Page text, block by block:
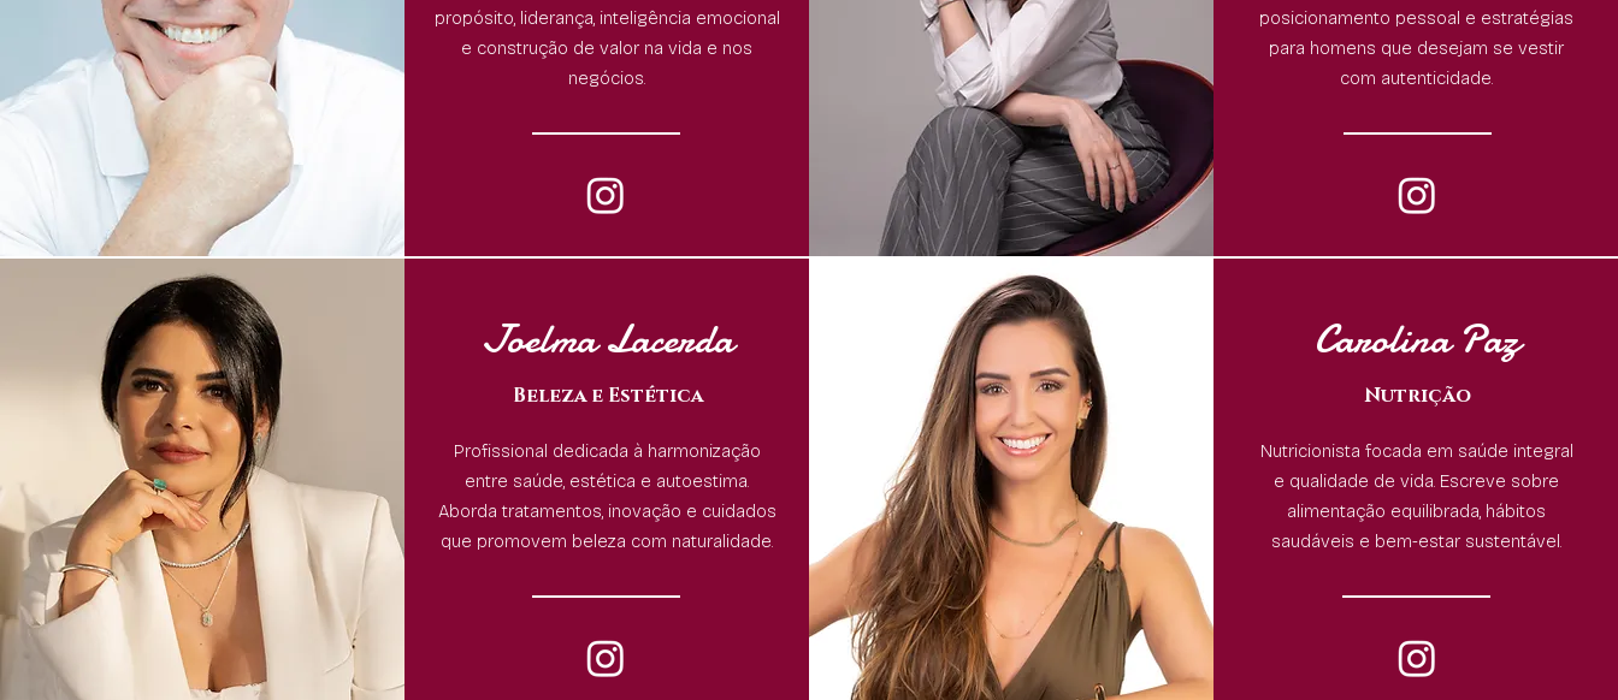
propósito, liderança, inteligência emocional
e construção de valor na vida e nos
negócios.
posicionamento pessoal e estratégias
para homens que desejam se vestir
com autenticidade.
Joelma Lacerda
Beleza e Estética
Profissional dedicada à harmonização
entre saúde, estética e autoestima.
Aborda tratamentos, inovação e cuidados
que promovem beleza com naturalidade.
Carolina Paz
Nutrição
Nutricionista focada em saúde integral
e qualidade de vida. Escreve sobre
alimentação equilibrada, hábitos
saudáveis e bem-estar sustentável.